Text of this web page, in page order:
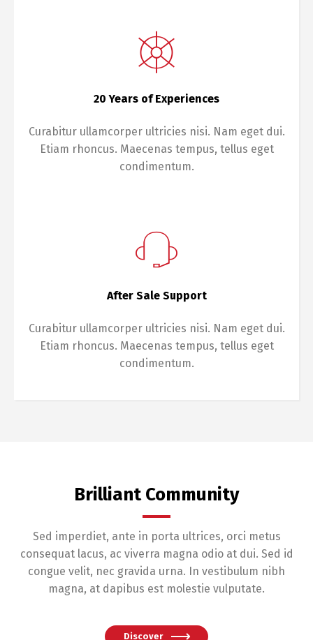
20 Years of Experiences
Curabitur ullamcorper ultricies nisi. Nam eget dui.
Etiam rhoncus. Maecenas tempus, tellus eget
condimentum.
After Sale Support
Curabitur ullamcorper ultricies nisi. Nam eget dui.
Etiam rhoncus. Maecenas tempus, tellus eget
condimentum.
Brilliant Community
Sed imperdiet, ante in porta ultrices, orci metus
consequat lacus, ac viverra magna odio at dui. Sed id
congue velit, nec gravida urna. In vestibulum nibh
magna, at dapibus est molestie vulputate.
Discover